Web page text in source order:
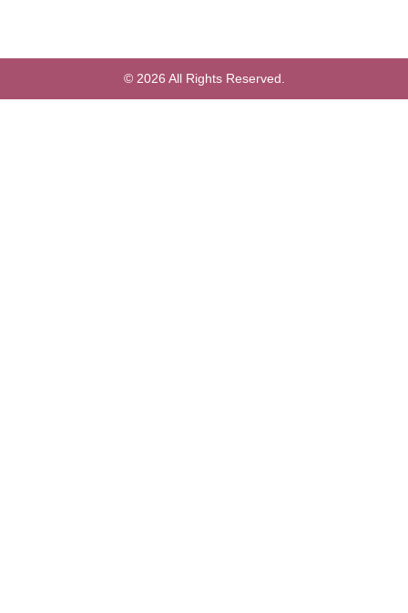
© 2026 All Rights Reserved.